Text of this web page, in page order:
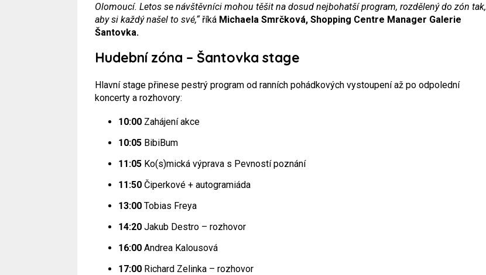
Olomoucí. Letos se návštěvníci mohou těšit na dosud nejbohatší program, rozdělený do zón tak,
aby si každý našel to své,“říká Michaela Smrčková, Shopping Centre Manager Galerie
Šantovka.
Hudební zóna – Šantovka stage
Hlavní stage přinese pestrý program od ranních pohádkových vystoupení až po odpolední
koncerty a rozhovory:
10:00 Zahájení akce
10:05 BibiBum
11:05 Ko(s)mická výprava s Pevností poznání
11:50 Čiperkové + autogramiáda
13:00 Tobias Freya
14:20 Jakub Destro – rozhovor
16:00 Andrea Kalousová
17:00 Richard Zelinka – rozhovor